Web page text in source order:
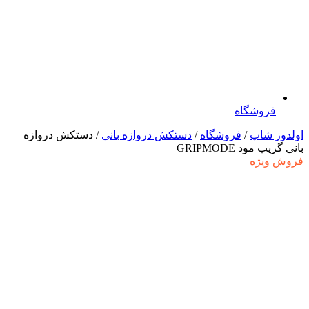
فروشگاه
اولدوز شاپ / فروشگاه / دستکش دروازه بانی / دستکش دروازه
بانی گریپ مود GRIPMODE
فروش ویژه